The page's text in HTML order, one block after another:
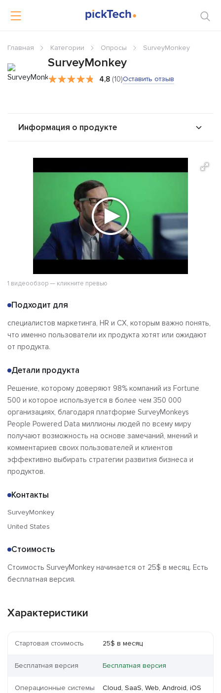
Главная Категории Опросы SurveyMonkey
SurveyMonkey
4,8 (10)Оставить отзыв
Информация о продукте
Отзывы
1 видеообзор — кликните превью
Подходит для
специалистов маркетинга, HR и CX, которым важно понять,
что именно пользователи их продукта хотят или ожидают
от продукта.
Детали продукта
Решение, которому доверяют 98% компаний из Fortune
500 и которое используется в более чем 350 000
организациях, благодаря платформе SurveyMonkeys
People Powered Data миллионы людей по всему миру
получают возможность на основе замечаний, мнений и
комментариев своих пользователей и клиентов
эффективно выбирать стратегии развития бизнеса и
продуктов.
Контакты
SurveyMonkey
United States
Стоимость
Стоимость SurveyMonkey начинается от 25$ в месяц. Есть
бесплатная версия.
Характеристики
Стартовая стоимость 25$ в месяц
Бесплатная версия Бесплатная версия
Операционные системы Cloud, SaaS, Web, Android, iOS